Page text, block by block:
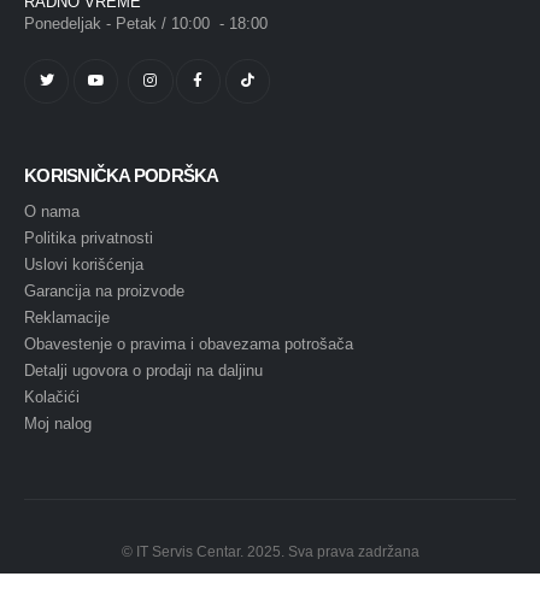
Ponedeljak - Petak / 10:00 - 18:00
KORISNIČKA PODRŠKA
O nama
Politika privatnosti
Uslovi korišćenja
Garancija na proizvode
Reklamacije
Obavestenje o pravima i obavezama potrošača
Detalji ugovora o prodaji na daljinu
Kolačići
Moj nalog
© IT Servis Centar. 2025. Sva prava zadržana